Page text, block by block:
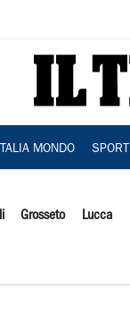
MONDO SPORT
Grosseto Lucca